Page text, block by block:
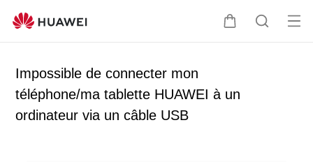
C
e
R
Ou
Impossible de connecter mon
téléphone/ma tablette HUAWEI à un
ordinateur via un câble USB